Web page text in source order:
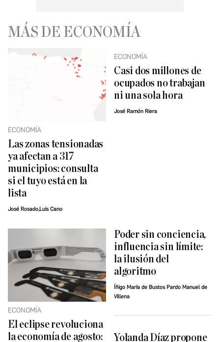
MÁS DE ECONOMÍA
ECONOMÍA
Las zonas tensionadas
ya afectan a 317
municipios: consulta
si el tuyo está en la
lista
José Rosado,Luis Cano
ECONOMÍA
Casi dos millones de
ocupados no trabajan
ni una sola hora
José Ramón Riera
ECONOMÍA
El eclipse revoluciona
la economía de agosto:
Poder sin conciencia,
influencia sin límite:
la ilusión del
algoritmo
Íñigo María de Bustos Pardo Manuel de
Villena
Yolanda Díaz propone